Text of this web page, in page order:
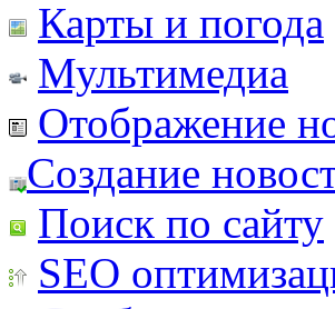
Карты и погода
Мультимедиа
Отображение
Создание
Поиск по сайту
SEO